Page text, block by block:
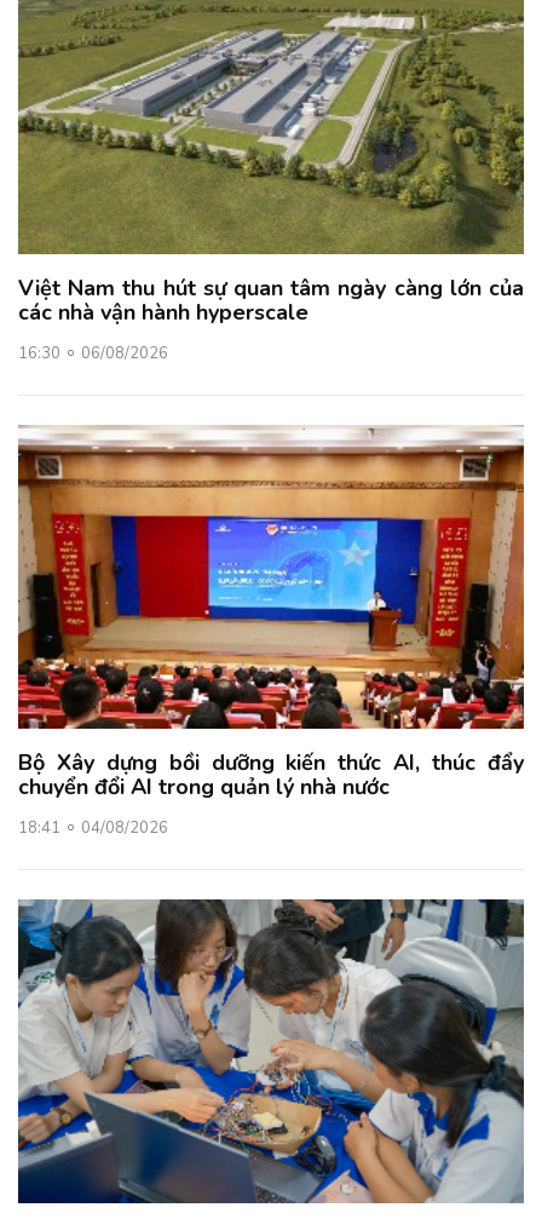
Việt Nam thu hút sự quan tâm ngày càng lớn của
các nhà vận hành hyperscale
16:30 06/08/2026
Bộ Xây dựng bồi dưỡng kiến thức AI, thúc đẩy
chuyển đổi AI trong quản lý nhà nước
18:41 04/08/2026